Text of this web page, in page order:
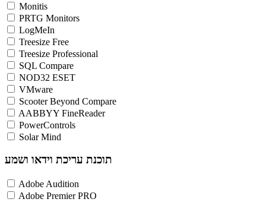
Monitis
PRTG Monitors
LogMeIn
Treesize Free
Treesize Professional
SQL Compare
NOD32 ESET
VMware
Scooter Beyond Compare
AABBYY FineReader
PowerControls
Solar Mind
תוכנת עריכת וידאו ושמע
Adobe Audition
Adobe Premier PRO